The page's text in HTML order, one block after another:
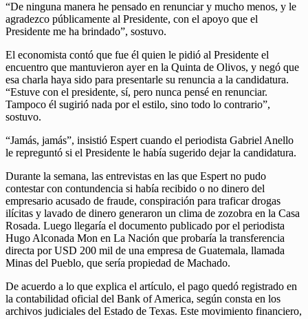
“De ninguna manera he pensado en renunciar y mucho menos, y le
agradezco públicamente al Presidente, con el apoyo que el
Presidente me ha brindado”, sostuvo.
El economista contó que fue él quien le pidió al Presidente el
encuentro que mantuvieron ayer en la Quinta de Olivos, y negó que
esa charla haya sido para presentarle su renuncia a la candidatura.
“Estuve con el presidente, sí, pero nunca pensé en renunciar.
Tampoco él sugirió nada por el estilo, sino todo lo contrario”,
sostuvo.
“Jamás, jamás”, insistió Espert cuando el periodista Gabriel Anello
le repreguntó si el Presidente le había sugerido dejar la candidatura.
Durante la semana, las entrevistas en las que Espert no pudo
contestar con contundencia si había recibido o no dinero del
empresario acusado de fraude, conspiración para traficar drogas
ilícitas y lavado de dinero generaron un clima de zozobra en la Casa
Rosada. Luego llegaría el documento publicado por el periodista
Hugo Alconada Mon en La Nación que probaría la transferencia
directa por USD 200 mil de una empresa de Guatemala, llamada
Minas del Pueblo, que sería propiedad de Machado.
De acuerdo a lo que explica el artículo, el pago quedó registrado en
la contabilidad oficial del Bank of America, según consta en los
archivos judiciales del Estado de Texas. Este movimiento financiero,